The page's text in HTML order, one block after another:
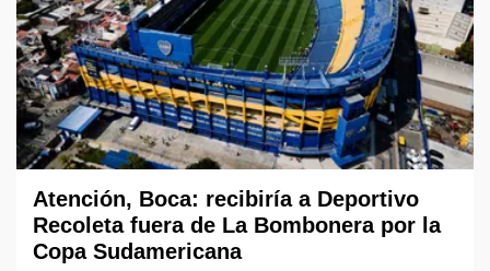
Atención, Boca: recibiría a Deportivo
Recoleta fuera de La Bombonera por la
Copa Sudamericana